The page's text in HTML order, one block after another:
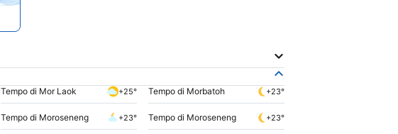
Tempo di Mor Laok +25° Tempo di Morbatoh +23°
Tempo di Moroseneng +23° Tempo di Moroseneng +23°